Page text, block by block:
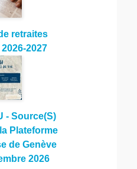
retraites
2027
- Source(S)
Plateforme
de Genève
2026